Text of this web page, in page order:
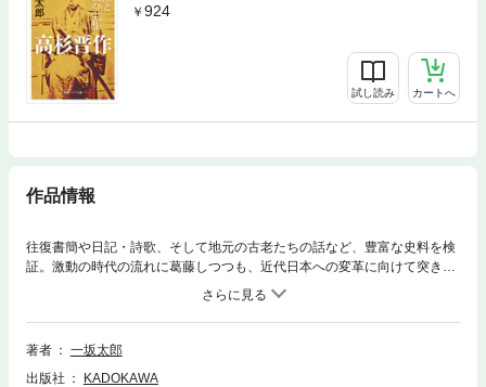
924
試し読み カートへ
作品情報
往復書簡や日記・詩歌、そして地元の古老たちの話など、豊富な史料を検
証。激動の時代の流れに葛藤しつつも、近代日本への変革に向けて突き進
んだ、「青年・高杉晋作」の実像と内面に迫る本格評伝。
著者
一坂太郎
出版社
KADOKAWA